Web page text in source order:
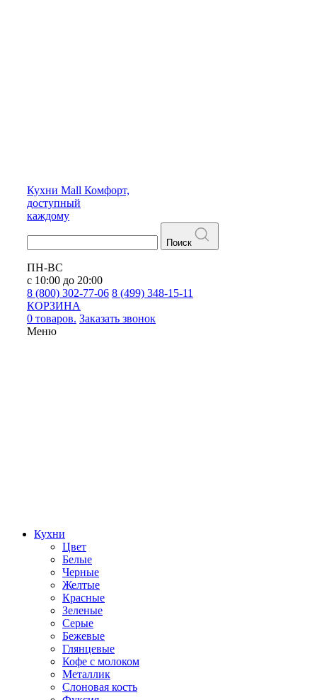
Кухни Mall Комфорт,
доступный
каждому
Поиск
ПН-ВС
с 10:00 до 20:00
8 (800) 302-77-06 8 (499) 348-15-11
КОРЗИНА
0 товаров. Заказать звонок
Меню
Кухни
Цвет
Белые
Черные
Желтые
Красные
Зеленые
Серые
Бежевые
Глянцевые
Кофе с молоком
Металлик
Слоновая кость